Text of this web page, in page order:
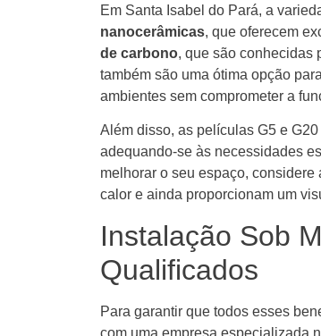
Em Santa Isabel do Pará, a
nanocerâmicas, que oferecem
de carbono, que são conhecidas
também são uma ótima opção
ambientes sem comprometer a
Além disso, as películas G5 e
adequando-se às necessidades
melhorar o seu espaço,
calor e ainda proporcionam um
Instalação Sob
Qualificados
Para garantir que todos esses
com uma empresa especializada